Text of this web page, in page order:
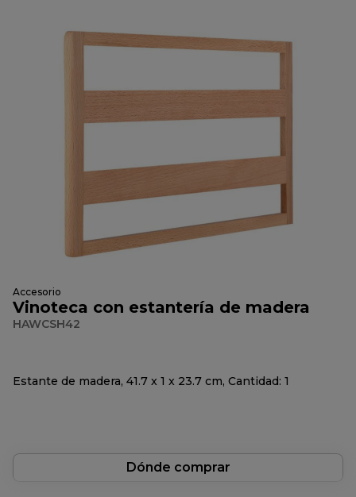
Accesorio
Vinoteca con estantería de madera
HAWCSH42
Estante de madera, 41.7 x 1 x 23.7 cm, Cantidad: 1
Dónde comprar